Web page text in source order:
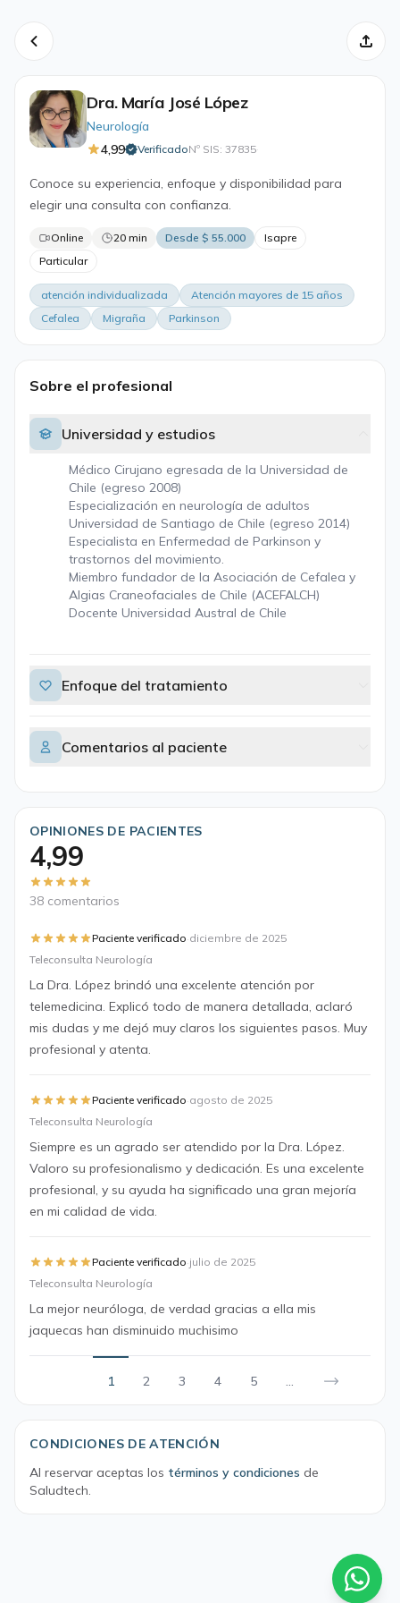
Dra. María José López
Neurología
4,99
VerificadoNº SIS: 37835·
Conoce su experiencia, enfoque y disponibilidad para
elegir una consulta con confianza.
Online 20 min Desde $ 55.000
Isapre
Particular
atención individualizada
Atención mayores de 15 años
Cefalea
Migraña Parkinson
Sobre el profesional
Universidad y estudios
Médico Cirujano egresada de la Universidad de
Chile (egreso 2008)
Especialización en neurología de adultos
Universidad de Santiago de Chile (egreso 2014)
Especialista en Enfermedad de Parkinson y
trastornos del movimiento.
Miembro fundador de la Asociación de Cefalea y
Algias Craneofaciales de Chile (ACEFALCH)
Docente Universidad Austral de Chile
Enfoque del tratamiento
Comentarios al paciente
OPINIONES DE PACIENTES
4,99
38 comentarios
Paciente verificado·diciembre de 2025
Teleconsulta Neurología
La Dra. López brindó una excelente atención por
telemedicina. Explicó todo de manera detallada, aclaró
mis dudas y me dejó muy claros los siguientes pasos. Muy
profesional y atenta.
Paciente verificado·agosto de 2025
Teleconsulta Neurología
Siempre es un agrado ser atendido por la Dra. López.
Valoro su profesionalismo y dedicación. Es una excelente
profesional, y su ayuda ha significado una gran mejoría
en mi calidad de vida.
Paciente verificado·julio de 2025
Teleconsulta Neurología
La mejor neuróloga, de verdad gracias a ella mis
jaquecas han disminuido muchisimo
1 2 3 4 5 ...
CONDICIONES DE ATENCIÓN
Al reservar aceptas los términos y condiciones de
Saludtech.